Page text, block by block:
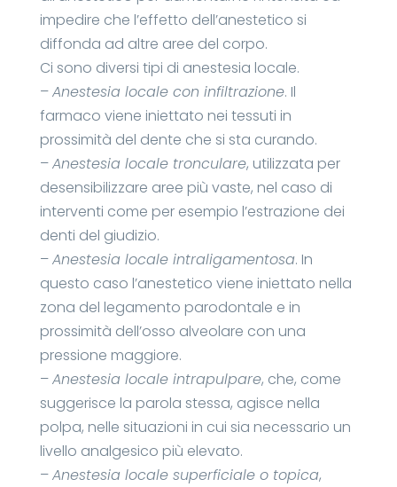
impedire che l’effetto dell’anestetico si
diffonda ad altre aree del corpo.
Ci sono diversi tipi di anestesia locale.
–Anestesia locale con infiltrazione. Il
farmaco viene iniettato nei tessuti in
prossimità del dente che si sta curando.
–Anestesia locale tronculare, utilizzata per
desensibilizzare aree più vaste, nel caso di
interventi come per esempio l’estrazione dei
denti del giudizio.
–Anestesia locale intraligamentosa. In
questo caso l’anestetico viene iniettato nella
zona del legamento parodontale e in
prossimità dell’osso alveolare con una
pressione maggiore.
–Anestesia locale intrapulpare, che, come
suggerisce la parola stessa, agisce nella
polpa, nelle situazioni in cui sia necessario un
livello analgesico più elevato.
–Anestesia locale superficiale o topica,